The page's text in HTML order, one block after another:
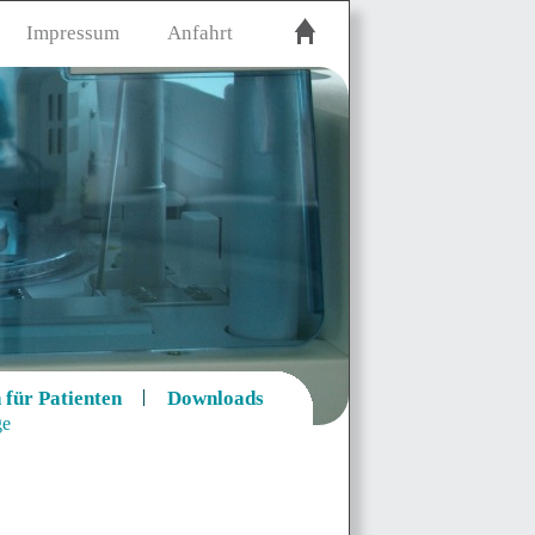
Impressum Anfahrt
Patienten Downloads